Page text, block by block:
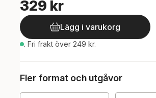
329 kr
Lägg i varukorg
. Fri frakt över 249 kr.
Fler format och utgåvor